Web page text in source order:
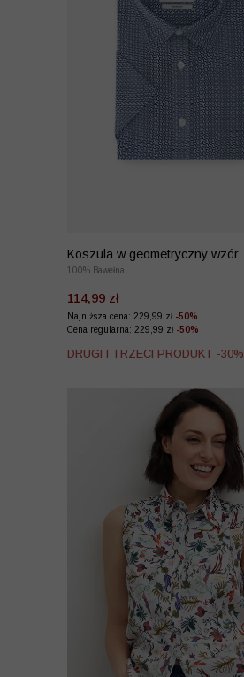
Koszula w geometryczny wzór
100% Bawełna
114,99 zł
Najniższa cena: 229,99 zł -50%
Cena regularna: 229,99 zł -50%
DRUGI I TRZECI PRODUKT -30%